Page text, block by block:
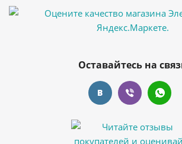
Оставайтесь на